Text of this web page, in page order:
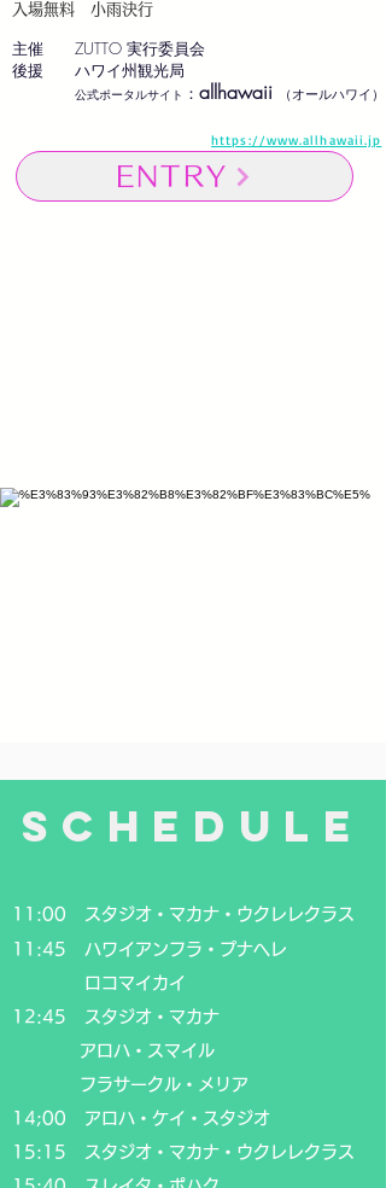
入場無料 小雨決行
主催 ZUTTO 実行委員会
後援 ハワイ州観光局
公式ポータルサイト ： allhawaii （オールハワイ）
https://www.allhawaii.jp
ENTRY
SCHEDULE
11:00 スタジオ・マカナ・ウクレレクラス
11:45 ハワイアンフラ・プナヘレ
ロコマイカイ
12:45 スタジオ・マカナ
アロハ・スマイル
フラサークル・メリア
14;00 アロハ・ケイ・スタジオ
15:15 スタジオ・マカナ・ウクレレクラス